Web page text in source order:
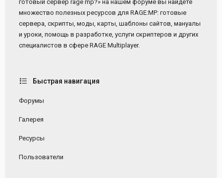
готовый сервер rage mp?» на нашем форуме вы найдете
множество полезных ресурсов для RAGE:MP: готовые
сервера, скрипты, моды, карты, шаблоны сайтов, мануалы
и уроки, помощь в разработке, услуги скриптеров и других
специалистов в сфере RAGE Multiplayer.
Быстрая навигация
Форумы
Галерея
Ресурсы
Пользователи